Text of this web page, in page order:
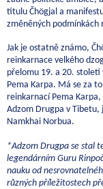
titulu Čhögjal a
změněných podmínkách
Jak je ostatně známo,
reinkarnace velkého
přelomu 19. a 20.
Pema Karpa. Má se za
reinkarnací Pema
Adzom Drugpa v Tibetu,
Namkhai Norbua.
*Adzom Drugpa se stal
legendárním Guru
nauku od
různých příležitostech